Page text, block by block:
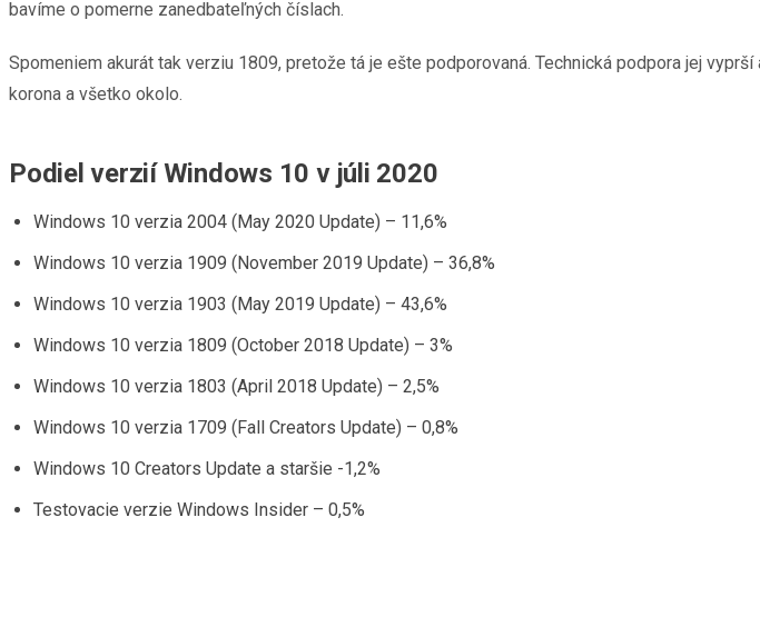
bavíme o pomerne zanedbateľných číslach.
Spomeniem akurát tak verziu 1809, pretože tá je ešte podporovaná. Technická podpora jej
korona a všetko okolo.
Podiel verzií Windows 10 v júli 2020
Windows 10 verzia 2004 (May 2020 Update) – 11,6%
Windows 10 verzia 1909 (November 2019 Update) – 36,8%
Windows 10 verzia 1903 (May 2019 Update) – 43,6%
Windows 10 verzia 1809 (October 2018 Update) – 3%
Windows 10 verzia 1803 (April 2018 Update) – 2,5%
Windows 10 verzia 1709 (Fall Creators Update) – 0,8%
Windows 10 Creators Update a staršie -1,2%
Testovacie verzie Windows Insider – 0,5%